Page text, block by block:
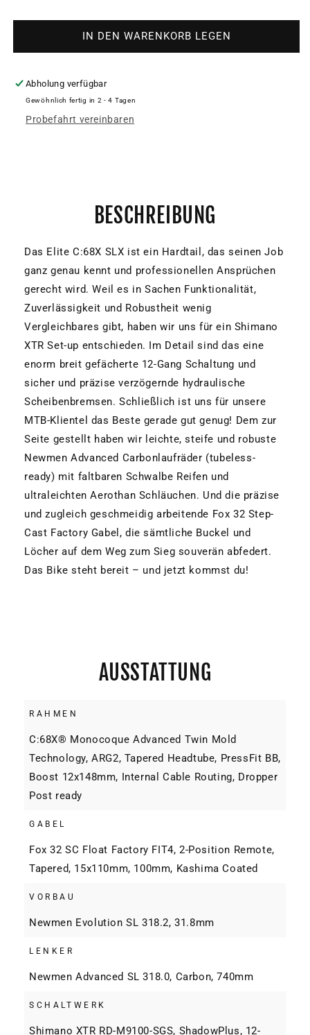
IN DEN WARENKORB LEGEN
Abholung verfügbar
Gewöhnlich fertig in 2 - 4 Tagen
Probefahrt vereinbaren
BESCHREIBUNG
Das Elite C:68X SLX ist ein Hardtail, das seinen Job
ganz genau kennt und professionellen Ansprüchen
gerecht wird. Weil es in Sachen Funktionalität,
Zuverlässigkeit und Robustheit wenig
Vergleichbares gibt, haben wir uns für ein Shimano
XTR Set-up entschieden. Im Detail sind das eine
enorm breit gefächerte 12-Gang Schaltung und
sicher und präzise verzögernde hydraulische
Scheibenbremsen. Schließlich ist uns für unsere
MTB-Klientel das Beste gerade gut genug! Dem zur
Seite gestellt haben wir leichte, steife und robuste
Newmen Advanced Carbonlaufräder (tubeless-
ready) mit faltbaren Schwalbe Reifen und
ultraleichten Aerothan Schläuchen. Und die präzise
und zugleich geschmeidig arbeitende Fox 32 Step-
Cast Factory Gabel, die sämtliche Buckel und
Löcher auf dem Weg zum Sieg souverän abfedert.
Das Bike steht bereit – und jetzt kommst du!
AUSSTATTUNG
RAHMEN
C:68X® Monocoque Advanced Twin Mold
Technology, ARG2, Tapered Headtube, PressFit BB,
Boost 12x148mm, Internal Cable Routing, Dropper
Post ready
GABEL
Fox 32 SC Float Factory FIT4, 2-Position Remote,
Tapered, 15x110mm, 100mm, Kashima Coated
VORBAU
Newmen Evolution SL 318.2, 31.8mm
LENKER
Newmen Advanced SL 318.0, Carbon, 740mm
SCHALTWERK
Shimano XTR RD-M9100-SGS, ShadowPlus, 12-